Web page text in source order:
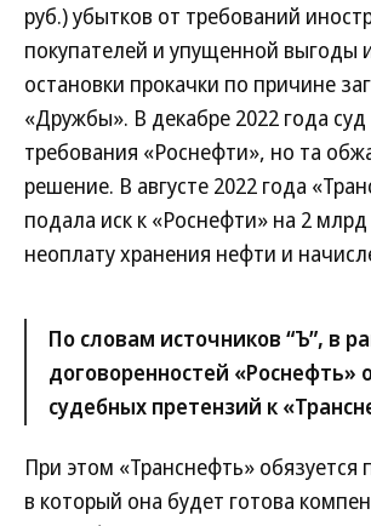
руб.) убытков от требований
покупателей и упущенной выгоды
остановки прокачки по причине
«Дружбы». В декабре 2022 года
требования «Роснефти», но та
решение. В августе 2022 года
подала иск к «Роснефти» на 2 млрд
неоплату хранения нефти и
По словам источников “Ъ”, в
договоренностей «Роснефть»
судебных претензий к
При этом «Транснефть» обязуется
в который она будет готова